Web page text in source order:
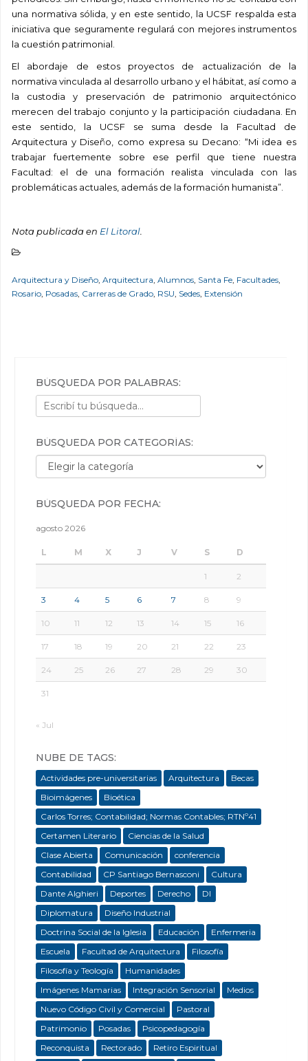
una normativa sólida, y en este sentido, la UCSF respalda esta
iniciativa que seguramente regulará con mejores instrumentos
la cuestión patrimonial.
El abordaje de estos proyectos de actualización de la
normativa vinculada al desarrollo urbano y el hábitat, así como a
la custodia y preservación de patrimonio arquitectónico
merecen del trabajo conjunto y la participación ciudadana. En
este sentido, la UCSF se suma desde la Facultad de
Arquitectura y Diseño, como expresa su Decano: “Mi idea es
trabajar fuertemente sobre ese perfil que tiene nuestra
Facultad: el de una formación realista vinculada con las
problemáticas actuales, además de la formación humanista”.
Nota publicada en El Litoral.
Arquitectura y Diseño, Arquitectura, Alumnos, Santa Fe, Facultades,
Rosario, Posadas, Carreras de Grado, RSU, Sedes, Extensión
BÚSQUEDA POR PALABRAS:
BÚSQUEDA POR CATEGORÍAS:
Búsqueda por categorías:
BÚSQUEDA POR FECHA:
agosto 2026
L M X J V S D
1 2
3 4 5 6 7 8 9
10 11 12 13 14 15 16
17 18 19 20 21 22 23
24 25 26 27 28 29 30
31
« Jul
NUBE DE TAGS:
Actividades pre-universitarias Arquitectura
Becas
Bioimágenes
Bioética
Carlos Torres; Contabilidad; Normas Contables; RTNº41
Certamen Literario
Ciencias de la Salud
Clase Abierta
Comunicación
conferencia
Contabilidad
CP Santiago Bernasconi
Cultura
Dante Alghieri
Deportes Derecho
DI
Diplomatura
Diseño Industrial
Doctrina Social de la Iglesia
Educación
Enfermeria
Escuela
Facultad de Arquitectura
Filosofía
Filosofía y Teología
Humanidades
Imágenes Mamarias
Integración Sensorial
Medios
Nuevo Código Civil y Comercial
Pastoral
Patrimonio
Posadas
Psicopedagogía
Reconquista
Rectorado
Retiro Espiritual